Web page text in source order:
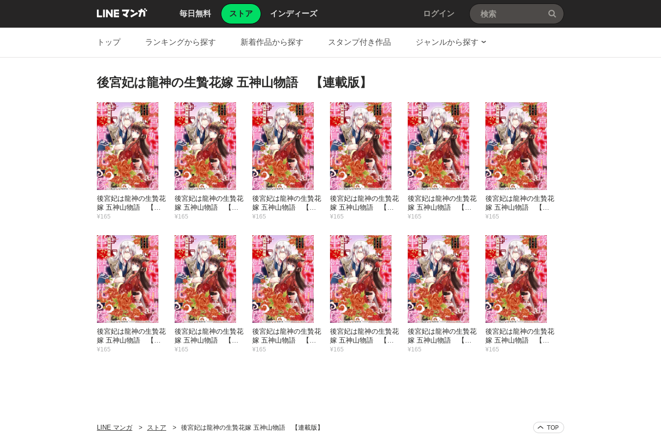
毎日無料 ストア インディーズ ログイン
トップ ランキングから探す 新着作品から探す スタンプ付き作品 ジャンルから探す
後宮妃は龍神の生贄花嫁 五神山物語 【連載版】
後宮妃は龍神の生贄花
嫁 五神山物語 【連
載版】 （12）
¥165
後宮妃は龍神の生贄花
嫁 五神山物語 【連
載版】 （11）
¥165
後宮妃は龍神の生贄花
嫁 五神山物語 【連
載版】 （10）
¥165
後宮妃は龍神の生贄花
嫁 五神山物語 【連
載版】 （9）
¥165
後宮妃は龍神の生贄花
嫁 五神山物語 【連
載版】 （8）
¥165
後宮妃は龍神の生贄花
嫁 五神山物語 【連
載版】 （7）
¥165
後宮妃は龍神の生贄花
嫁 五神山物語 【連
載版】 （6）
¥165
後宮妃は龍神の生贄花
嫁 五神山物語 【連
載版】 （5）
¥165
後宮妃は龍神の生贄花
嫁 五神山物語 【連
載版】 （4）
¥165
後宮妃は龍神の生贄花
嫁 五神山物語 【連
載版】 （3）
¥165
後宮妃は龍神の生贄花
嫁 五神山物語 【連
載版】 （2）
¥165
後宮妃は龍神の生贄花
嫁 五神山物語 【連
載版】 （1）
¥165
LINE マンガ ストア 後宮妃は龍神の生贄花嫁 五神山物語 【連載版】